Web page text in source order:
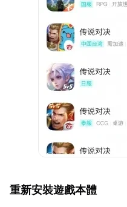
重新安裝遊戲本體